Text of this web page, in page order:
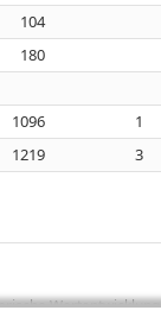
104
180
1096 1
1219 3